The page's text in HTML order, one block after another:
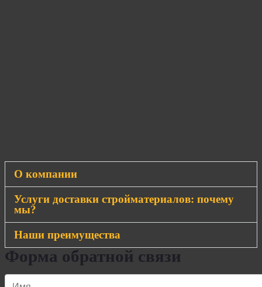
О компании
Услуги доставки стройматериалов: почему
мы?
Наши преимущества
Форма обратной связи